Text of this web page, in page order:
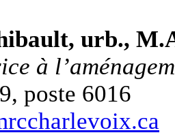
urb.,
à
poste 6016